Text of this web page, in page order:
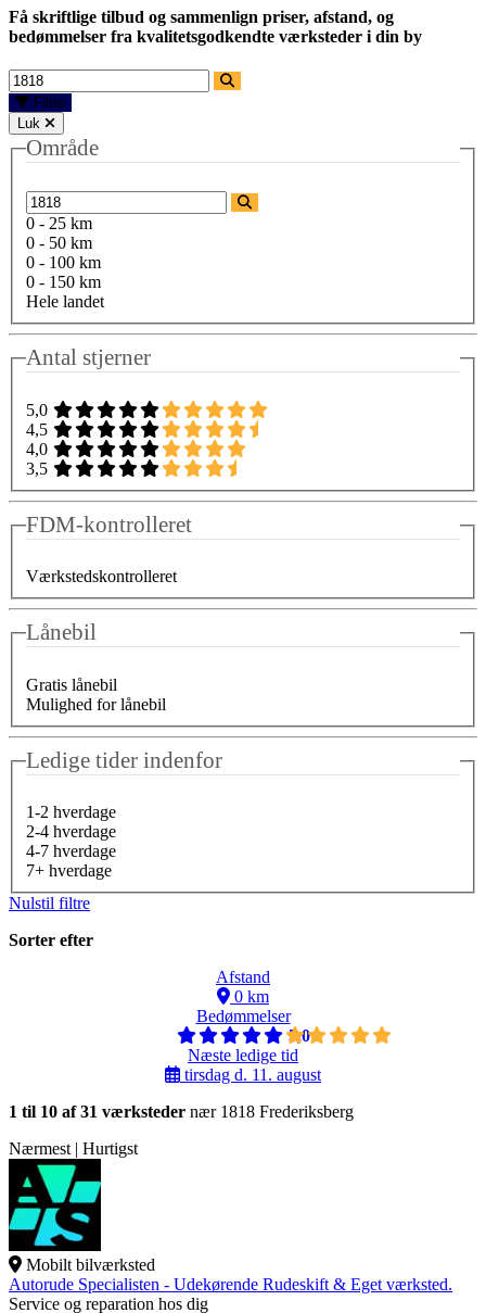
Få skriftlige tilbud og sammenlign priser, afstand, og
bedømmelser fra kvalitetsgodkendte værksteder i din by
Filtre
Luk
Område
0 - 25 km
0 - 50 km
0 - 100 km
0 - 150 km
Hele landet
Antal stjerner
5,0
4,5
4,0
3,5
FDM-kontrolleret
Værkstedskontrolleret
Lånebil
Gratis lånebil
Mulighed for lånebil
Ledige tider indenfor
1-2 hverdage
2-4 hverdage
4-7 hverdage
7+ hverdage
Nulstil filtre
Sorter efter
Afstand
0 km
Bedømmelser
5,0
Næste ledige tid
tirsdag d. 11. august
1 til 10 af 31 værksteder nær 1818 Frederiksberg
Nærmest | Hurtigst
Mobilt bilværksted
Autorude Specialisten - Udekørende Rudeskift & Eget værksted.
Service og reparation hos dig